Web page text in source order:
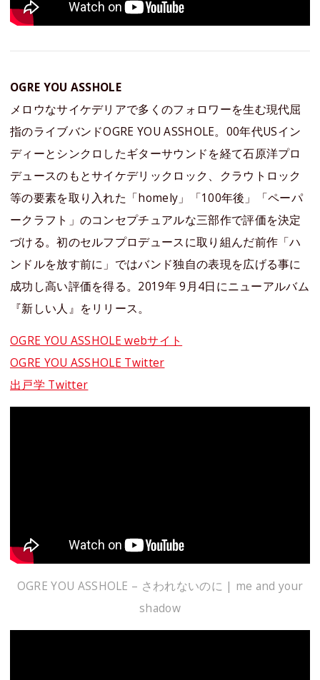
OGRE YOU ASSHOLE
メロウなサイケデリアで多くのフォロワーを生む現代屈
指のライブバンドOGRE YOU ASSHOLE。00年代USイン
ディーとシンクロしたギターサウンドを経て石原洋プロ
デュースのもとサイケデリックロック、クラウトロック
等の要素を取り入れた「homely」「100年後」「ペーパ
ークラフト」のコンセプチュアルな三部作で評価を決定
づける。初のセルフプロデュースに取り組んだ前作「ハ
ンドルを放す前に」ではバンド独自の表現を広げる事に
成功し高い評価を得る。2019年 9月4日にニューアルバム
『新しい人』をリリース。
OGRE YOU ASSHOLE webサイト
OGRE YOU ASSHOLE Twitter
出戸学 Twitter
OGRE YOU ASSHOLE – さわれないのに | me and your
shadow